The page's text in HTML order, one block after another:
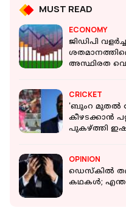
MUST READ
ECONOMY
ജിഡിപി
അസ്ഥിരത
CRICKET
'ബുംറ മുതൽ
കീഴടക്കാൻ
പുകഴ്ത്തി
OPINION
ഡെസ്‌കില്‍ തല
കഥകള്‍;